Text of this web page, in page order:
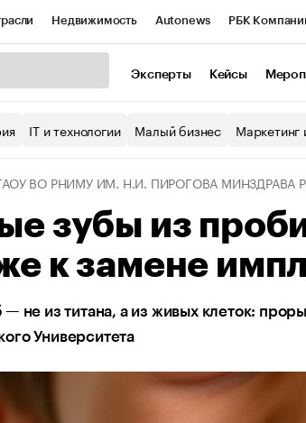
Недвижимость Autonews РБК
Экономика
Эксперты Кейсы
IT и технологии Малый бизнес Маркетинг
ВО РНИМУ ИМ. Н.И. ПИРОГОВА МИНЗДРАВА
зубы из
к замене
— не из титана, а из живых клеток:
Университета